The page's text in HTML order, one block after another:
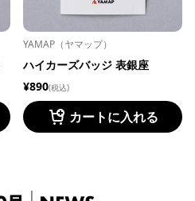
YAMAP（ヤマップ）
ハイカーズバッジ 表銀座
¥890(税込)
カートに入れる